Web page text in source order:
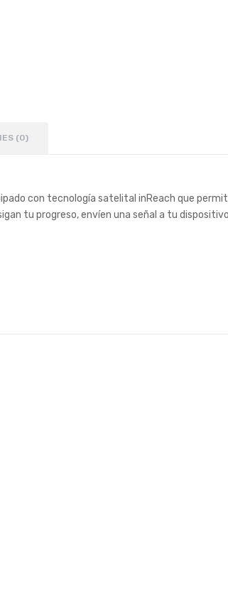
(0)
con tecnología satelital inReach que
tu progreso, envíen una señal a tu